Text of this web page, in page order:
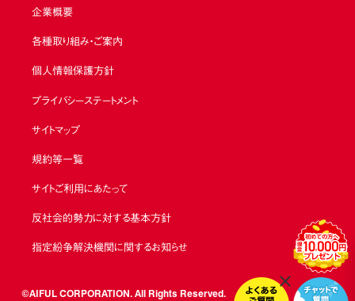
企業概要
各種取り組み・ご案内
個人情報保護方針
プライバシーステートメント
サイトマップ
規約等一覧
サイトご利用にあたって
反社会的勢力に対する基本方針
指定紛争解決機関に関するお知らせ
©AIFUL CORPORATION. All Rights Reserved.